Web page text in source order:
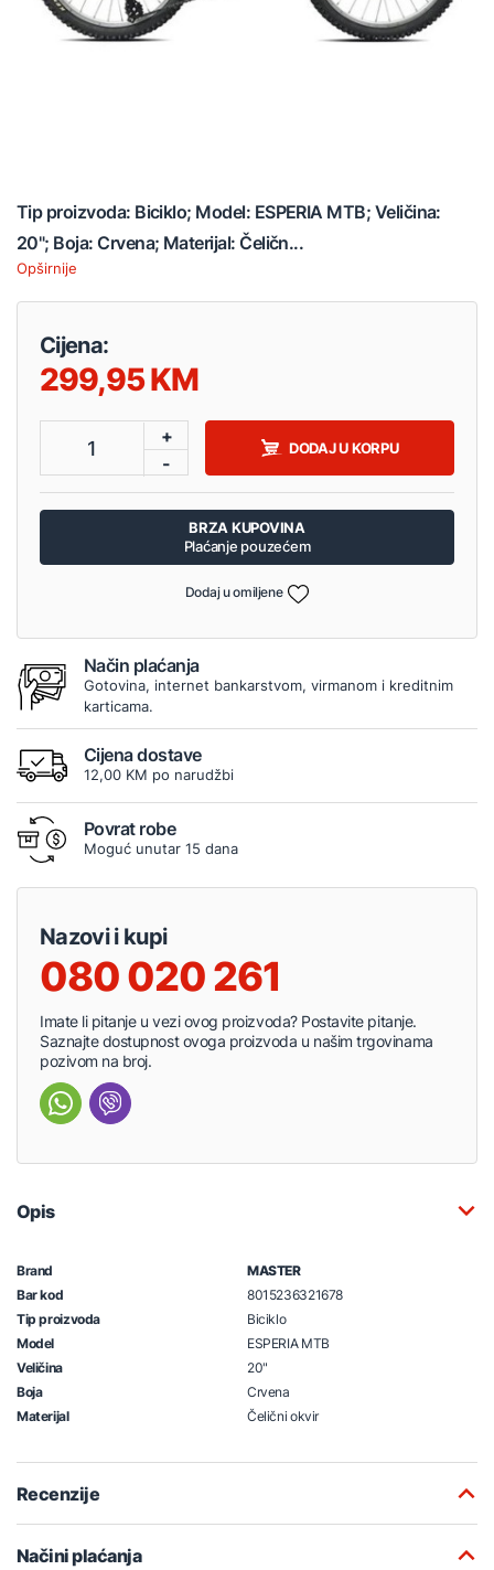
Tip proizvoda: Biciklo; Model: ESPERIA MTB; Veličina:
20"; Boja: Crvena; Materijal: Čeličn...
Opširnije
Cijena:
299,95
1
+
-
DODAJ U KORPU
BRZA KUPOVINA
Plaćanje pouzećem
Dodaj u omiljene
Način plaćanja
Gotovina, internet bankarstvom, virmanom i kreditnim
karticama.
Cijena dostave
12,00 KM po narudžbi
Povrat robe
Moguć unutar 15 dana
Nazovi i kupi
080 020 261
Imate li pitanje u vezi ovog proizvoda? Postavite pitanje.
Saznajte dostupnost ovoga proizvoda u našim trgovinama
pozivom na broj.
Opis
Brand
MASTER
Bar kod
8015236321678
Tip proizvoda
Biciklo
Model
ESPERIA MTB
Veličina
20"
Boja
Crvena
Materijal
Čelični okvir
Recenzije
Načini plaćanja